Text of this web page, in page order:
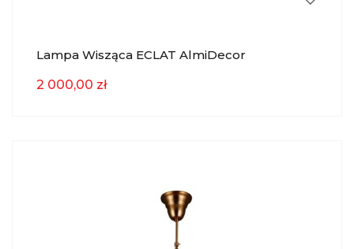
Lampa Wisząca ECLAT AlmiDecor
2 000,00 zł